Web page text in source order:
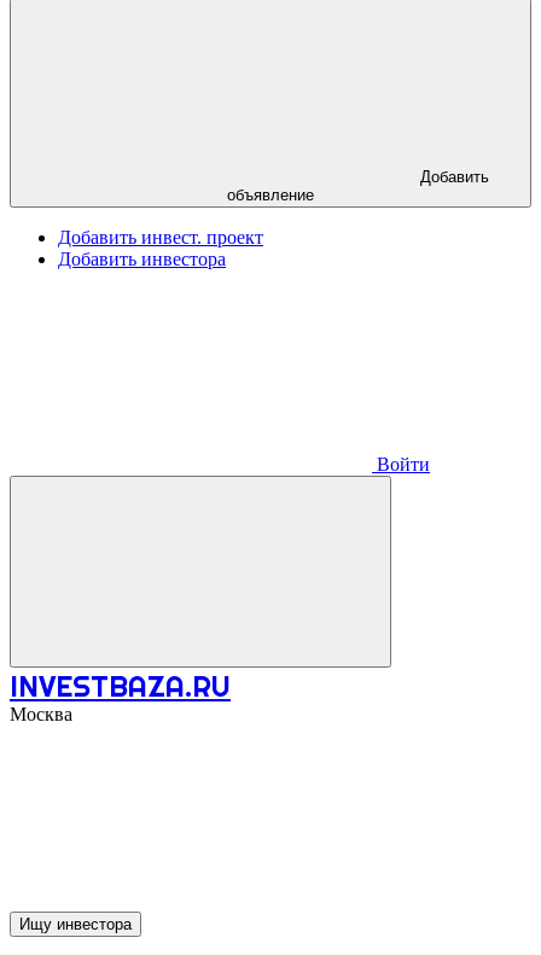
объявление
Добавить инвест. проект
Добавить инвестора
Войти
INVESTBAZA.RU
Москва
Ищу инвестора